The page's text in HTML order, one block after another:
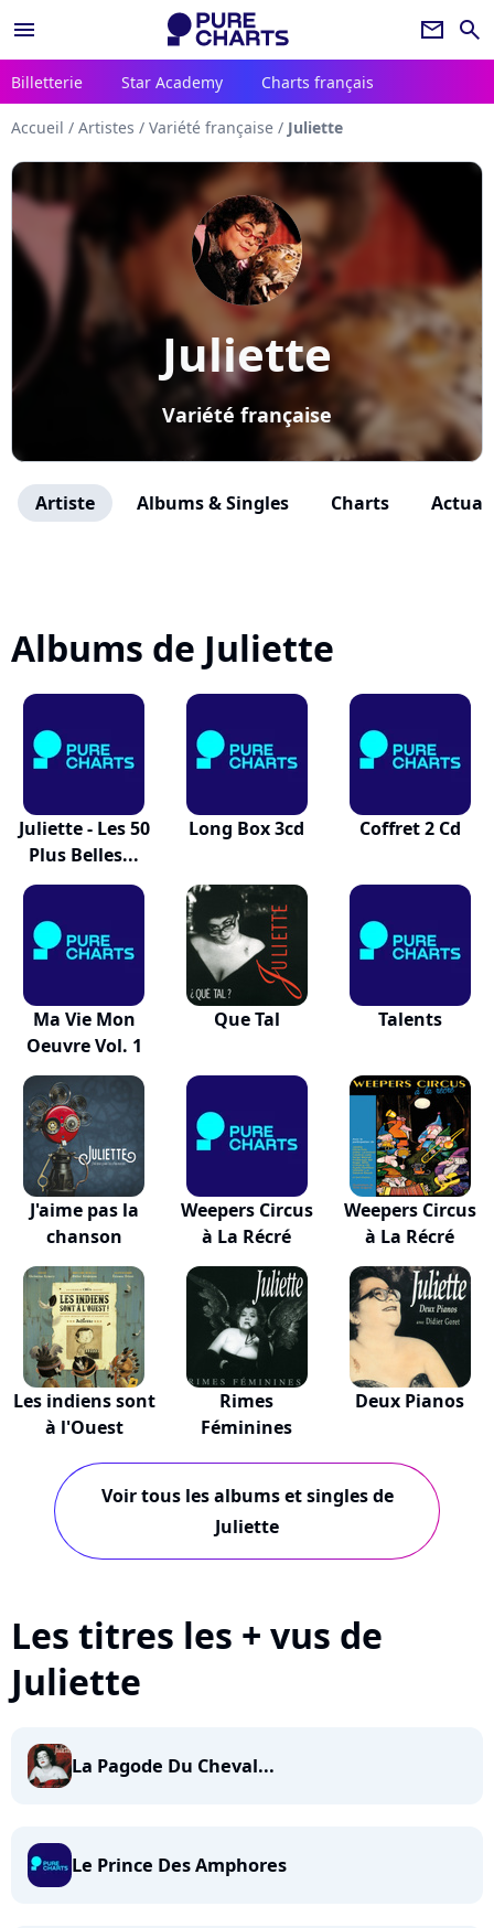
menu newsletter search
Billetterie Star Academy Charts français
Accueil / Artistes / Variété française / Juliette
Juliette
Variété française
Artiste Albums & Singles Charts
Albums de Juliette
Juliette - Les 50
Plus Belles...
Long Box 3cd Coffret 2 Cd
Ma Vie Mon
Oeuvre Vol. 1
Que Tal Talents
J'aime pas la
chanson
Weepers Circus
à La Récré
Weepers Circus
à La Récré
Les indiens sont
à l'Ouest
Rimes
Féminines
Deux Pianos
Voir tous les albums et singles de
Juliette
Les titres les + vus de
Juliette
La Pagode Du Cheval...
Le Prince Des Amphores